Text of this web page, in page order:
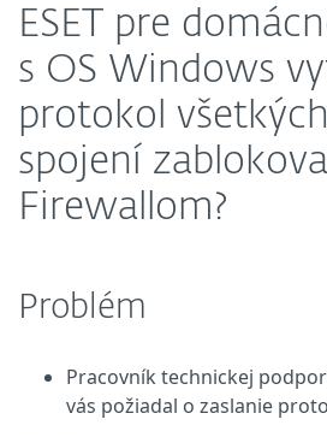
ESET pre
s OS Windows
protokol
spojení
Firewallom?
Problém
Pracovník technickej
vás požiadal o zaslanie